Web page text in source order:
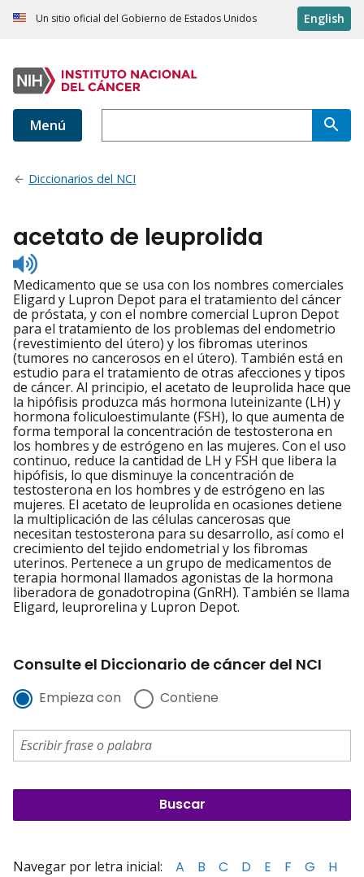
Un sitio oficial del Gobierno de Estados Unidos English
Menú
Diccionarios del NCI
acetato de leuprolida
Listen
to
pronunciation
Medicamento que se usa con los nombres comerciales
Eligard y Lupron Depot para el tratamiento del cáncer
de próstata, y con el nombre comercial Lupron Depot
para el tratamiento de los problemas del endometrio
(revestimiento del útero) y los fibromas uterinos
(tumores no cancerosos en el útero). También está en
estudio para el tratamiento de otras afecciones y tipos
de cáncer. Al principio, el acetato de leuprolida hace que
la hipófisis produzca más hormona luteinizante (LH) y
hormona foliculoestimulante (FSH), lo que aumenta de
forma temporal la concentración de testosterona en
los hombres y de estrógeno en las mujeres. Con el uso
continuo, reduce la cantidad de LH y FSH que libera la
hipófisis, lo que disminuye la concentración de
testosterona en los hombres y de estrógeno en las
mujeres. El acetato de leuprolida en ocasiones detiene
la multiplicación de las células cancerosas que
necesitan testosterona para su desarrollo, así como el
crecimiento del tejido endometrial y los fibromas
uterinos. Pertenece a un grupo de medicamentos de
terapia hormonal llamados agonistas de la hormona
liberadora de gonadotropina (GnRH). También se llama
Eligard, leuprorelina y Lupron Depot.
Consulte el Diccionario de cáncer del NCI
Empieza con Contiene
Navegar por letra inicial: A B C D E F G
H